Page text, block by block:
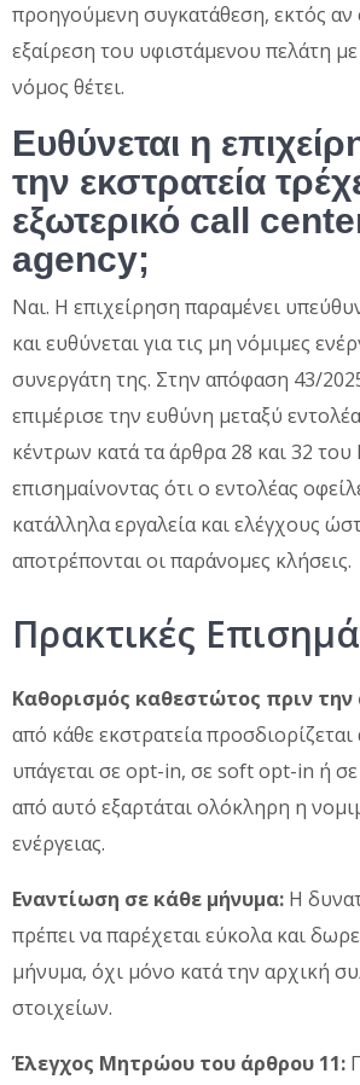
προηγούμενη συγκατάθεση, εκτός αν
εξαίρεση του υφιστάμενου πελάτη
νόμος θέτει.
Ευθύνεται η
την εκστρατεία
εξωτερικό call
agency;
Ναι. Η επιχείρηση παραμένει
και ευθύνεται για τις μη νόμιμες
συνεργάτη της. Στην απόφαση 43/
επιμέρισε την ευθύνη μεταξύ
κέντρων κατά τα άρθρα 28 και 32
επισημαίνοντας ότι ο εντολέας
κατάλληλα εργαλεία και ελέγχους
αποτρέπονται οι παράνομες κλήσεις.
Πρακτικές
Καθορισμός καθεστώτος πριν
από κάθε εκστρατεία προσδιορίζεται
υπάγεται σε opt-in, σε soft opt-in ή
από αυτό εξαρτάται ολόκληρη η
ενέργειας.
Εναντίωση σε κάθε μήνυμα: Η
πρέπει να παρέχεται εύκολα και
μήνυμα, όχι μόνο κατά την αρχική
στοιχείων.
Έλεγχος Μητρώου του άρθρου 11: